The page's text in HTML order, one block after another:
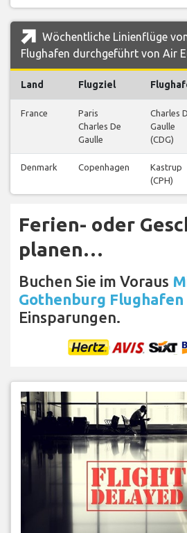
Wöchentliche Linienflüge
Flughafen durchgeführt von Air
Land Flugziel
France
Paris
Charles De
Gaulle
Charles
Gaulle
(CDG)
Denmark Copenhagen
Kastrup
(CPH)
Ferien- oder
planen…
Buchen Sie im Voraus
Gothenburg Flughafen
Einsparungen.